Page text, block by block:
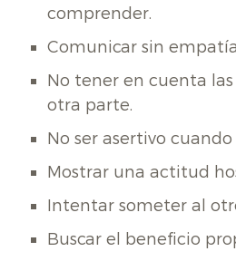
comprender.
Comunicar sin
No tener en cuenta
otra parte.
No ser asertivo cuando
Mostrar una actitud
Intentar someter al
Buscar el beneficio